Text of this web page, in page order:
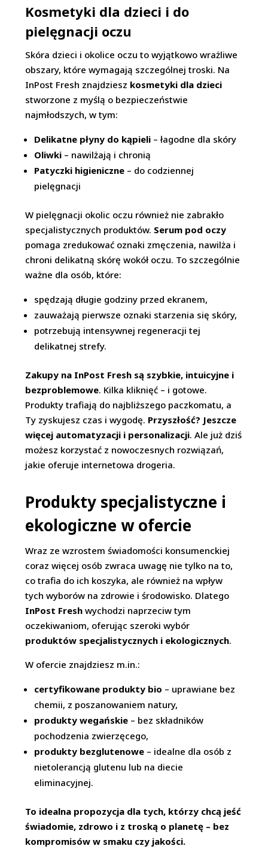
Kosmetyki dla dzieci i do
pielęgnacji oczu
Skóra dzieci i okolice oczu to wyjątkowo wrażliwe
obszary, które wymagają szczególnej troski. Na
InPost Fresh znajdziesz kosmetyki dla dzieci
stworzone z myślą o bezpieczeństwie
najmłodszych, w tym:
Delikatne płyny do kąpieli – łagodne dla skóry
Oliwki – nawilżają i chronią
Patyczki higieniczne – do codziennej
pielęgnacji
W pielęgnacji okolic oczu również nie zabrakło
specjalistycznych produktów. Serum pod oczy
pomaga zredukować oznaki zmęczenia, nawilża i
chroni delikatną skórę wokół oczu. To szczególnie
ważne dla osób, które:
spędzają długie godziny przed ekranem,
zauważają pierwsze oznaki starzenia się skóry,
potrzebują intensywnej regeneracji tej
delikatnej strefy.
Zakupy na InPost Fresh są szybkie, intuicyjne i
bezproblemowe. Kilka kliknięć – i gotowe.
Produkty trafiają do najbliższego paczkomatu, a
Ty zyskujesz czas i wygodę. Przyszłość? Jeszcze
więcej automatyzacji i personalizacji. Ale już dziś
możesz korzystać z nowoczesnych rozwiązań,
jakie oferuje internetowa drogeria.
Produkty specjalistyczne i
ekologiczne w ofercie
Wraz ze wzrostem świadomości konsumenckiej
coraz więcej osób zwraca uwagę nie tylko na to,
co trafia do ich koszyka, ale również na wpływ
tych wyborów na zdrowie i środowisko. Dlatego
InPost Fresh wychodzi naprzeciw tym
oczekiwaniom, oferując szeroki wybór
produktów specjalistycznych i ekologicznych.
W ofercie znajdziesz m.in.:
certyfikowane produkty bio – uprawiane bez
chemii, z poszanowaniem natury,
produkty wegańskie – bez składników
pochodzenia zwierzęcego,
produkty bezglutenowe – idealne dla osób z
nietolerancją glutenu lub na diecie
eliminacyjnej.
To idealna propozycja dla tych, którzy chcą jeść
świadomie, zdrowo i z troską o planetę – bez
kompromisów w smaku czy jakości.